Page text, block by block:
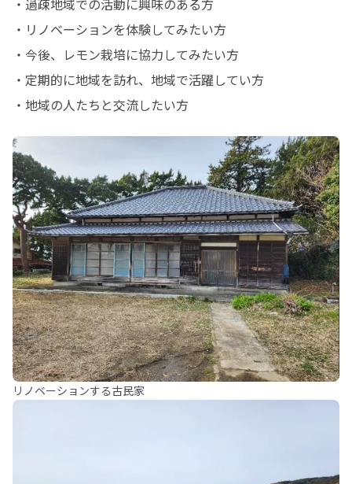
・過疎地域での活動に興味のある方
・リノベーションを体験してみたい方
・今後、レモン栽培に協力してみたい方
・定期的に地域を訪れ、地域で活躍してい方
・地域の人たちと交流したい方
リノベーションする古民家